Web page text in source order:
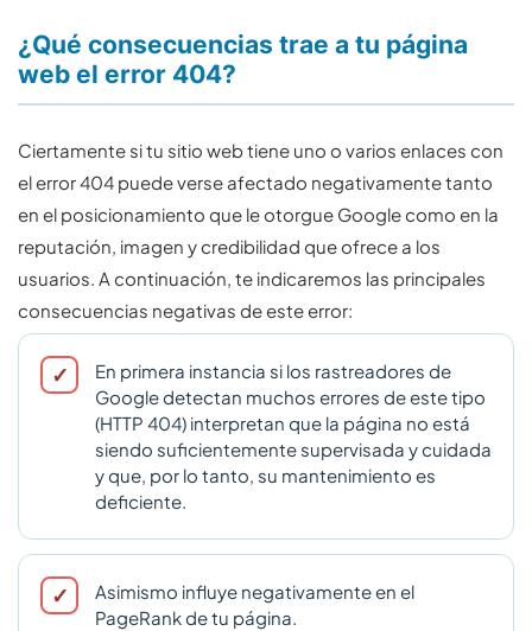
¿Qué consecuencias trae a tu página
web el error 404?
Ciertamente si tu sitio web tiene uno o varios enlaces con
el error 404 puede verse afectado negativamente tanto
en el posicionamiento que le otorgue Google como en la
reputación, imagen y credibilidad que ofrece a los
usuarios. A continuación, te indicaremos las principales
consecuencias negativas de este error:
En primera instancia si los rastreadores de
Google detectan muchos errores de este tipo
(HTTP 404) interpretan que la página no está
siendo suficientemente supervisada y cuidada
y que, por lo tanto, su mantenimiento es
deficiente.
Asimismo influye negativamente en el
PageRank de tu página.